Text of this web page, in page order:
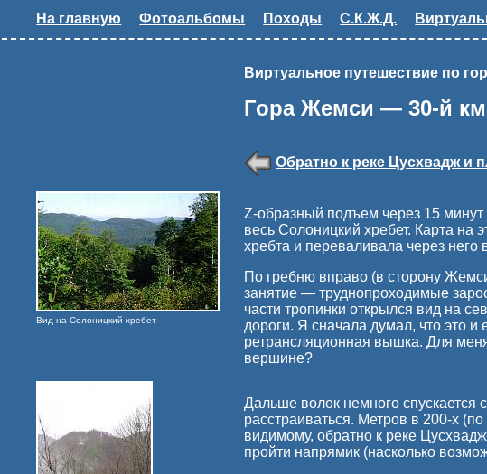
На главную Фотоальбомы Походы С.К.Ж.Д.
Виртуальное путешествие по
Гора Жемси — 30-й
Обратно к реке Цусхвадж и
Вид на Солоницкий хребет
Z-образный подъем через 15 минут
весь Солоницкий хребет. Карта на
хребта и переваливала через
По гребню вправо (в сторону
занятие — труднопроходимые
части тропинки открылся вид на
дороги. Я сначала думал, что это и
ретрансляционная вышка. Для
вершине?
Дальше волок немного спускается
расстраиваться. Метров в 200-х
видимому, обратно к реке
пройти напрямик (насколько